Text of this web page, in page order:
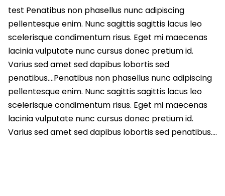
test Penatibus non phasellus nunc adipiscing
pellentesque enim. Nunc sagittis sagittis lacus leo
scelerisque condimentum risus. Eget mi maecenas
lacinia vulputate nunc cursus donec pretium id.
Varius sed amet sed dapibus lobortis sed
penatibus….Penatibus non phasellus nunc adipiscing
pellentesque enim. Nunc sagittis sagittis lacus leo
scelerisque condimentum risus. Eget mi maecenas
lacinia vulputate nunc cursus donec pretium id.
Varius sed amet sed dapibus lobortis sed penatibus….